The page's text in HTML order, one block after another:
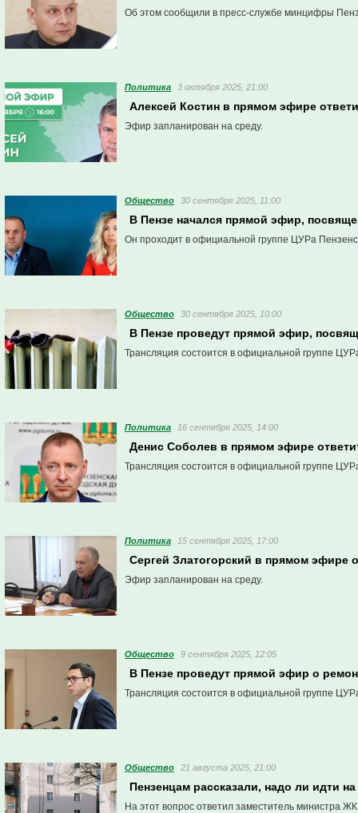
Об этом сообщили в пресс-службе минцифры
Политика 3 октября 2025, 21:00
Алексей Костин в прямом эфире
Эфир запланирован на среду.
Общество 30 сентября 2025, 11:00
В Пензе начался прямой эфир,
Он проходит в официальной группе ЦУРа
Общество 30 сентября 2025, 10:00
В Пензе проведут прямой эфир,
Трансляция состоится в официальной группе
Политика 16 сентября 2025, 14:00
Денис Соболев в прямом эфире
Трансляция состоится в официальной группе
Политика 15 сентября 2025, 17:00
Сергей Златогорский в прямом эфире
Эфир запланирован на среду.
Общество 9 сентября 2025, 12:05
В Пензе проведут прямой эфир о
Трансляция состоится в официальной группе
Общество 21 августа 2025, 21:00
Пензенцам рассказали, надо ли идти
На этот вопрос ответил заместитель министра